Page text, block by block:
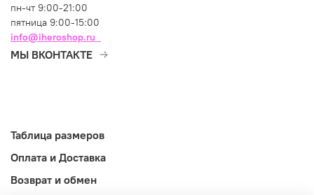
пн-чт 9:00-21:00
пятница 9:00-15:00
info@iheroshop.ru
МЫ ВКОНТАКТЕ
Таблица размеров
Оплата и Доставка
Возврат и обмен